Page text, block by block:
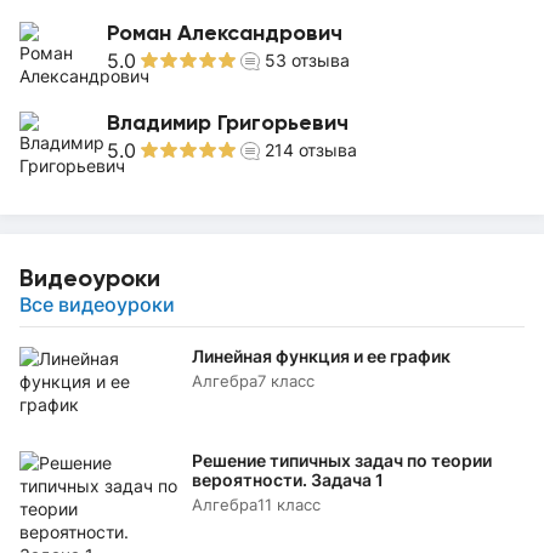
Роман Александрович
5.0 53 отзыва
Владимир Григорьевич
5.0 214 отзыва
Видеоуроки
Все видеоуроки
Линейная функция и ее график
Алгебра7 класс
Решение типичных задач по теории
вероятности. Задача 1
Алгебра11 класс